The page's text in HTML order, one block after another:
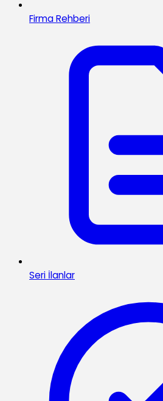
Firma Rehberi
Seri İlanlar